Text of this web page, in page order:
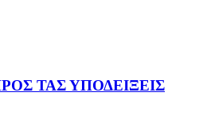
ΤΑΣ ΥΠΟΔΕΙΞΕΙΣ